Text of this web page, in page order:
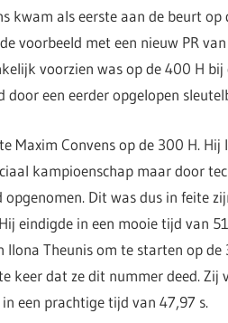
kwam als eerste aan de beurt
voorbeeld met een nieuw PR
voorzien was op de 400 H
door een eerder opgelopen
Maxim Convens op de 300 H.
kampioenschap maar door
Dit was dus in feite
eindigde in een mooie tijd van
Ilona Theunis om te starten op
keer dat ze dit nummer deed. Zij
een prachtige tijd van 47,97 s.